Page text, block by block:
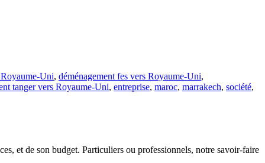
Royaume-Uni, déménagement fes vers Royaume-Uni,
tanger vers Royaume-Uni, entreprise, maroc, marrakech, société,
et de son budget. Particuliers ou professionnels, notre savoir-faire